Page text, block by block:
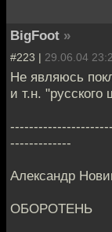
BigFoot »
#223 | 29.06.04
Не являюсь
и т.н.
-------------
Александр
ОБОРОТЕНЬ